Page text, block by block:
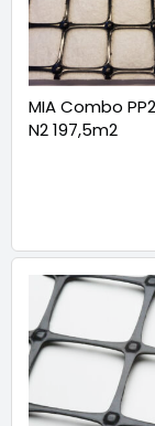
MIA Combo
N2 197,5m2